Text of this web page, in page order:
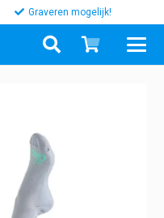
Graveren mogelijk!